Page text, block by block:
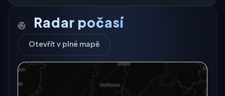
Radar počasí
Otevřít v plné mapě